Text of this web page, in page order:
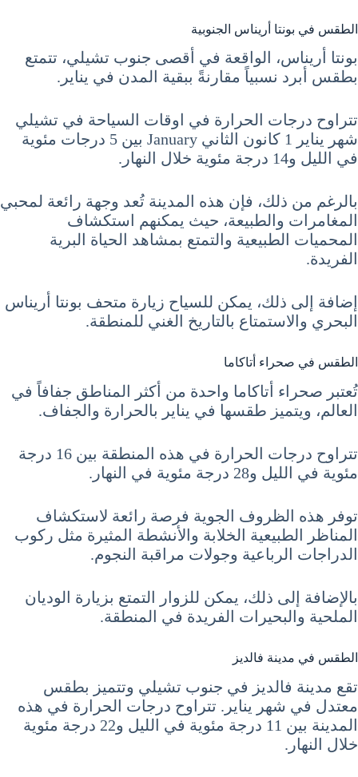
الطقس في بونتا أريناس الجنوبية
بونتا أريناس، الواقعة في أقصى جنوب تشيلي، تتمتع
بطقس أبرد نسبياً مقارنةً ببقية المدن في يناير.
تتراوح درجات الحرارة في اوقات السياحة في تشيلي
شهر يناير 1 كانون الثاني January بين 5 درجات مئوية
في الليل و14 درجة مئوية خلال النهار.
بالرغم من ذلك، فإن هذه المدينة تُعد وجهة رائعة لمحبي
المغامرات والطبيعة، حيث يمكنهم استكشاف
المحميات الطبيعية والتمتع بمشاهد الحياة البرية
الفريدة.
إضافة إلى ذلك، يمكن للسياح زيارة متحف بونتا أريناس
البحري والاستمتاع بالتاريخ الغني للمنطقة.
الطقس في صحراء أتاكاما
تُعتبر صحراء أتاكاما واحدة من أكثر المناطق جفافاً في
العالم، ويتميز طقسها في يناير بالحرارة والجفاف.
تتراوح درجات الحرارة في هذه المنطقة بين 16 درجة
مئوية في الليل و28 درجة مئوية في النهار.
توفر هذه الظروف الجوية فرصة رائعة لاستكشاف
المناظر الطبيعية الخلابة والأنشطة المثيرة مثل ركوب
الدراجات الرباعية وجولات مراقبة النجوم.
بالإضافة إلى ذلك، يمكن للزوار التمتع بزيارة الوديان
الملحية والبحيرات الفريدة في المنطقة.
الطقس في مدينة فالديز
تقع مدينة فالديز في جنوب تشيلي وتتميز بطقس
معتدل في شهر يناير. تتراوح درجات الحرارة في هذه
المدينة بين 11 درجة مئوية في الليل و22 درجة مئوية
خلال النهار.